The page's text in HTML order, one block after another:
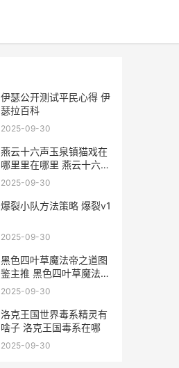
伊瑟公开测试平民心得 伊
瑟拉百科
2025-09-30
燕云十六声玉泉镇猫戏在
哪里里在哪里 燕云十六州
拼音
2025-09-30
爆裂小队方法策略 爆裂v1
2025-09-30
黑色四叶草魔法帝之道图
鉴主推 黑色四叶草魔法帝
之剑免费观看
2025-09-30
洛克王国世界毒系精灵有
啥子 洛克王国毒系在哪
2025-09-30